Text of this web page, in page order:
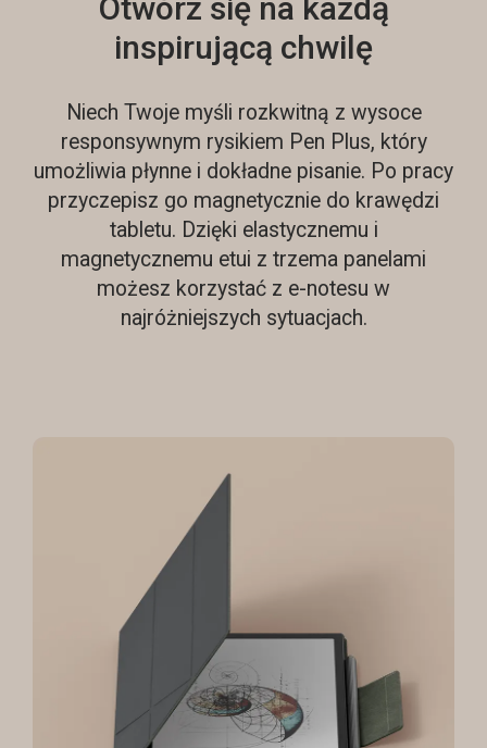
Otwórz się na każdą
inspirującą chwilę
Niech Twoje myśli rozkwitną z wysoce
responsywnym rysikiem Pen Plus, który
umożliwia płynne i dokładne pisanie. Po pracy
przyczepisz go magnetycznie do krawędzi
tabletu. Dzięki elastycznemu i
magnetycznemu etui z trzema panelami
możesz korzystać z e-notesu w
najróżniejszych sytuacjach.